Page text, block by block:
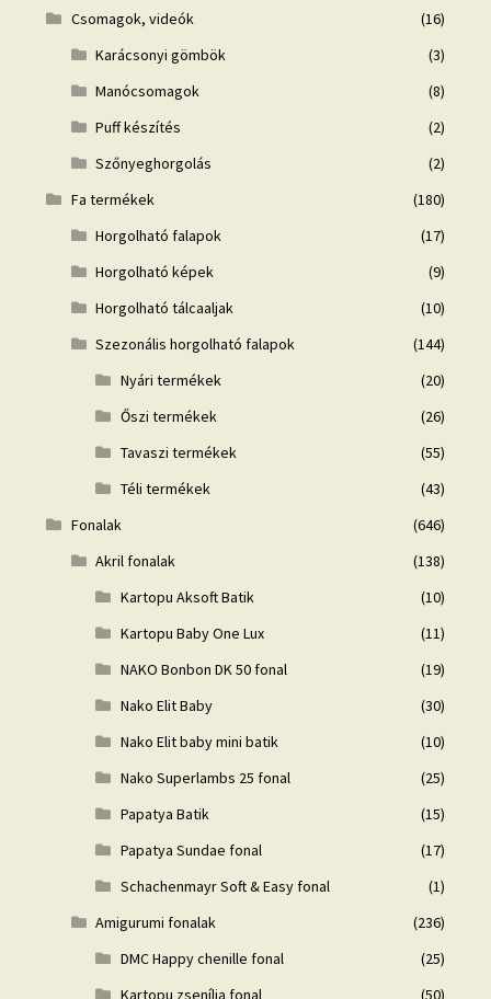
Csomagok, videók
(16)
Karácsonyi gömbök
(3)
Manócsomagok
(8)
Puff készítés
(2)
Szőnyeghorgolás
(2)
Fa termékek
(180)
Horgolható falapok
(17)
Horgolható képek
(9)
Horgolható tálcaaljak
(10)
Szezonális horgolható falapok
(144)
Nyári termékek
(20)
Őszi termékek
(26)
Tavaszi termékek
(55)
Téli termékek
(43)
Fonalak
(646)
Akril fonalak
(138)
Kartopu Aksoft Batik
(10)
Kartopu Baby One Lux
(11)
NAKO Bonbon DK 50 fonal
(19)
Nako Elit Baby
(30)
Nako Elit baby mini batik
(10)
Nako Superlambs 25 fonal
(25)
Papatya Batik
(15)
Papatya Sundae fonal
(17)
Schachenmayr Soft & Easy fonal
(1)
Amigurumi fonalak
(236)
DMC Happy chenille fonal
(25)